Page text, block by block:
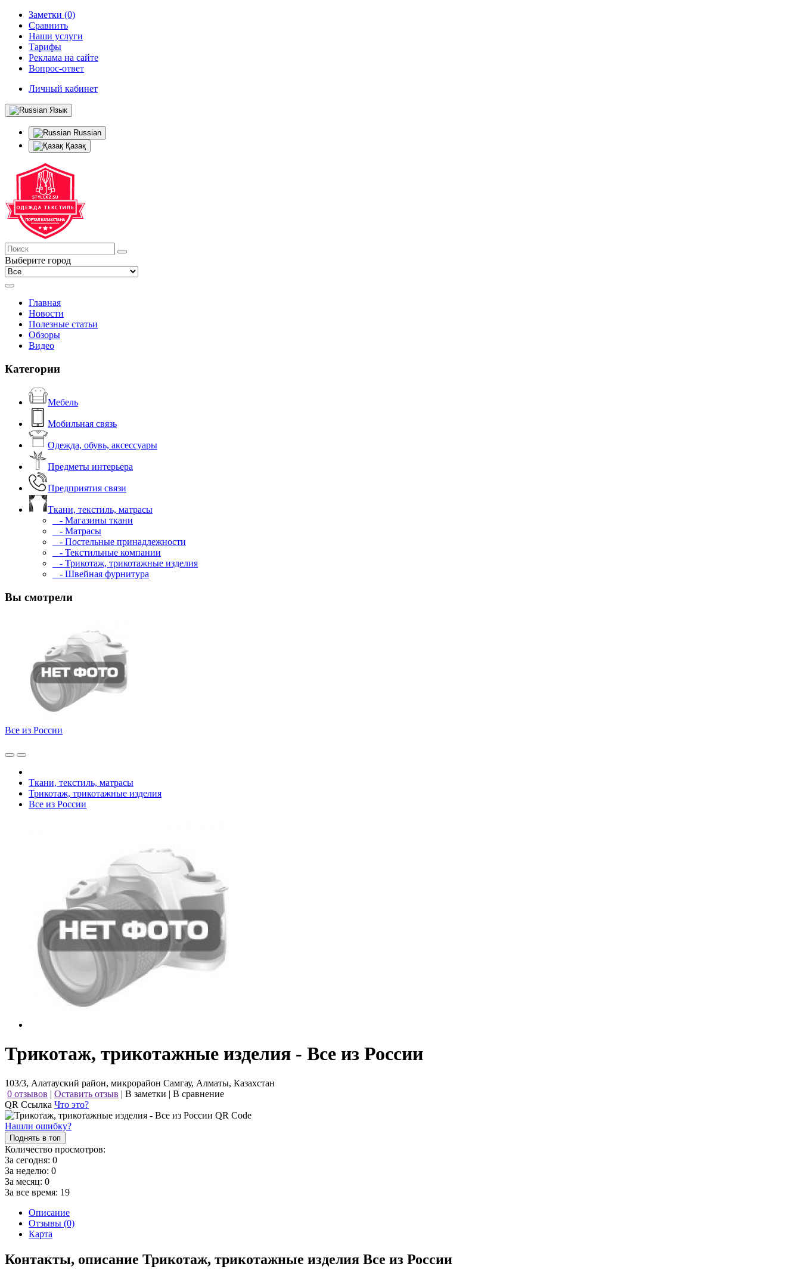
Заметки (0)
Сравнить
Наши услуги
Тарифы
Реклама на сайте
Вопрос-ответ
Личный кабинет
Язык
Russian
Қазақ
Выберите город
Главная
Новости
Полезные статьи
Обзоры
Видео
Категории
Мебель
Мобильная связь
Одежда, обувь, аксессуары
Предметы интерьера
Предприятия связи
Ткани, текстиль, матрасы
- Магазины ткани
- Матрасы
- Постельные принадлежности
- Текстильные компании
- Трикотаж, трикотажные изделия
- Швейная фурнитура
Вы смотрели
Все из России
Ткани, текстиль, матрасы
Трикотаж, трикотажные изделия
Все из России
Трикотаж, трикотажные изделия - Все из России
103/3, Алатауский район, микрорайон Самгау, Алматы, Казахстан
0 отзывов | Оставить отзыв | В заметки | В сравнение
QR Ссылка Что это?
Нашли ошибку?
Поднять в топ
Количество просмотров:
За сегодня: 0
За неделю: 0
За месяц: 0
За все время: 19
Описание
Отзывы (0)
Карта
Контакты, описание Трикотаж, трикотажные изделия Все из России